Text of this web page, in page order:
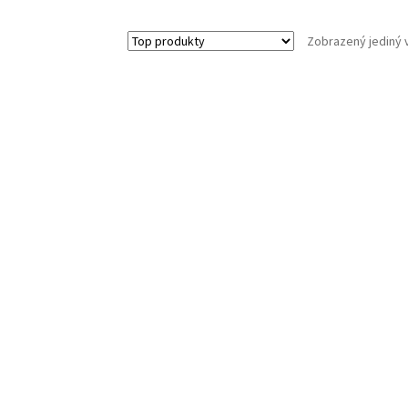
Zobrazený jediný